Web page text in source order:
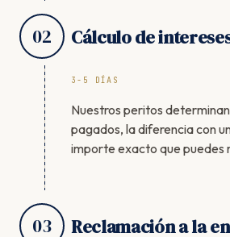
02 Cálculo de
3-5 DÍAS
Nuestros peritos
pagados, la diferencia con
importe exacto que puedes
03 Reclamación a la